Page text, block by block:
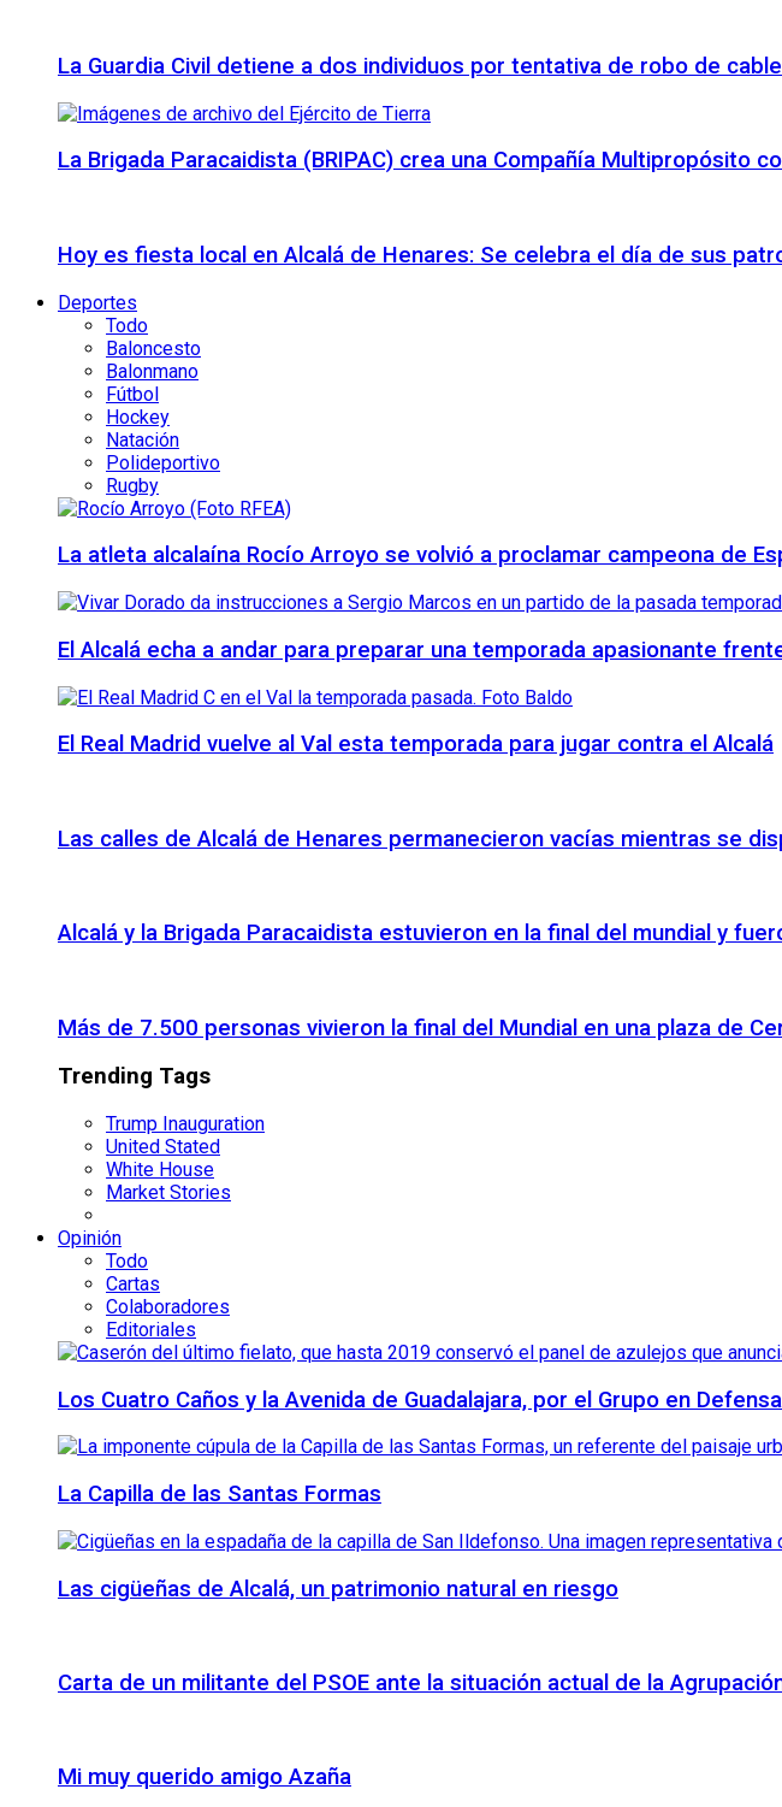
La Guardia Civil detiene a dos individuos por tentativa de robo de
La Brigada Paracaidista (BRIPAC) crea una Compañía Multipropósito
Hoy es fiesta local en Alcalá de Henares: Se celebra el día de sus
Deportes
Todo
Baloncesto
Balonmano
Fútbol
Hockey
Natación
Polideportivo
Rugby
La atleta alcalaína Rocío Arroyo se volvió a proclamar campeona de
El Alcalá echa a andar para preparar una temporada apasionante
El Real Madrid vuelve al Val esta temporada para jugar contra el Alcalá
Las calles de Alcalá de Henares permanecieron vacías mientras se
Alcalá y la Brigada Paracaidista estuvieron en la final del mundial y
Más de 7.500 personas vivieron la final del Mundial en una plaza de
Trending Tags
Trump Inauguration
United Stated
White House
Market Stories
Opinión
Todo
Cartas
Colaboradores
Editoriales
Los Cuatro Caños y la Avenida de Guadalajara, por el Grupo en
La Capilla de las Santas Formas
Las cigüeñas de Alcalá, un patrimonio natural en riesgo
Carta de un militante del PSOE ante la situación actual de la
Mi muy querido amigo Azaña